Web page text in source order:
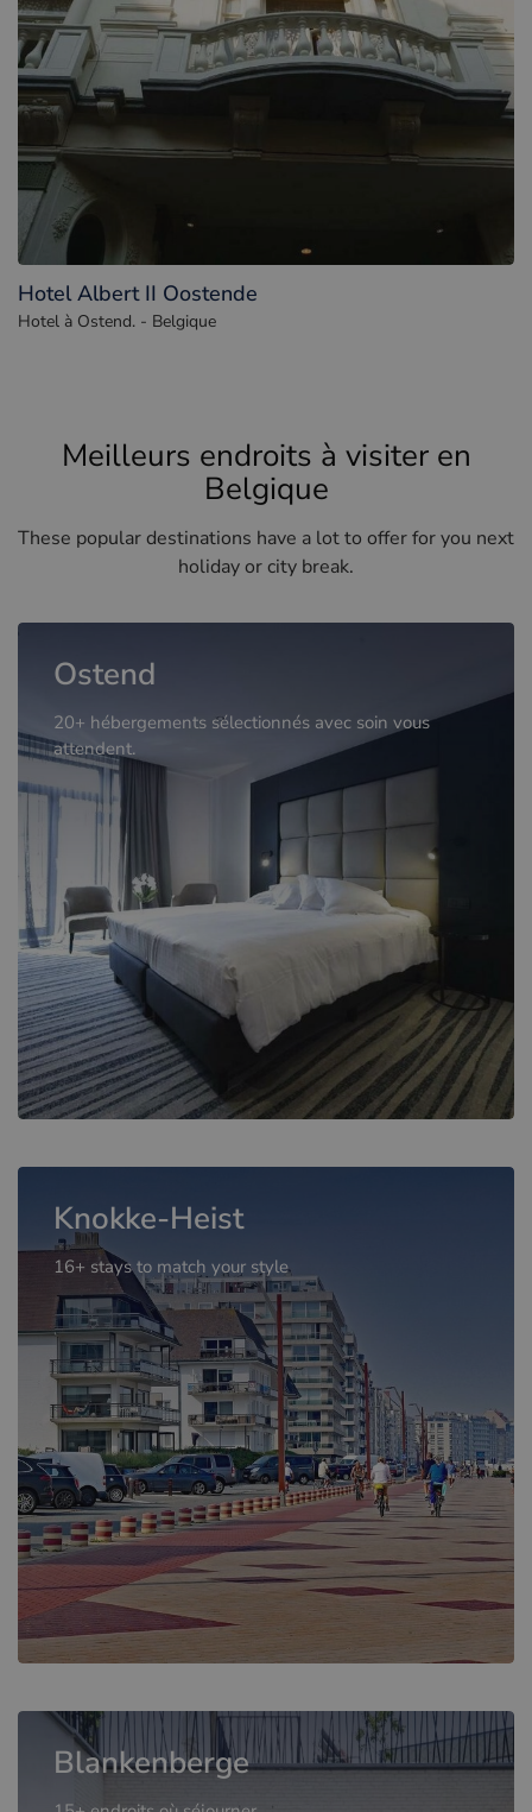
Hotel Albert II Oostende
Hotel à Ostend. - Belgique
Meilleurs endroits à visiter en
Belgique
These popular destinations have a lot to offer for you next
holiday or city break.
Ostend
20+ hébergements sélectionnés avec soin vous
attendent.
Knokke-Heist
16+ stays to match your style
Blankenberge